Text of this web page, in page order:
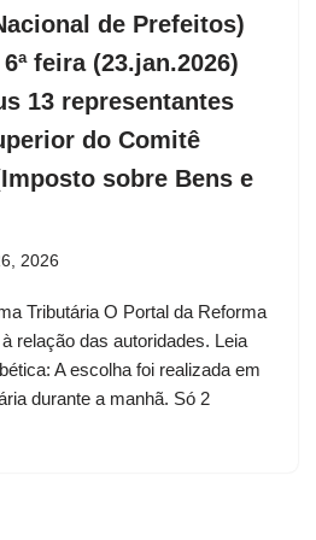
de Prefeitos)
feira (23.jan.2026)
13 representantes
do Comitê
sobre Bens e
2026
Tributária O Portal da Reforma
relação das autoridades. Leia
A escolha foi realizada em
durante a manhã. Só 2